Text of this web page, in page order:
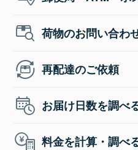
荷物のお問い合わ
再配達のご依頼
お届け日数を調べ
料金を計算・調べ